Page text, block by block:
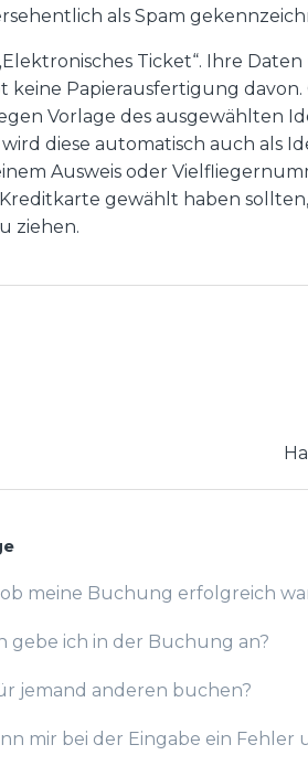
als Spam
Ticket“. Ihre
keine Papierausfertigung
Vorlage des ausgewählten
diese automatisch auch als
Ausweis oder
gewählt haben
ziehen.
meine Buchung erfolgreich
gebe ich in der Buchung an?
jemand anderen buchen?
mir bei der Eingabe ein Fehler